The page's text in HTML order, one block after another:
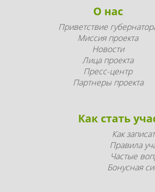
О нас
Приветствие
Миссия проекта
Новости
Лица проекта
Пресс-центр
Партнеры проекта
Как стать
Как
Правила
Частые
Бонусная